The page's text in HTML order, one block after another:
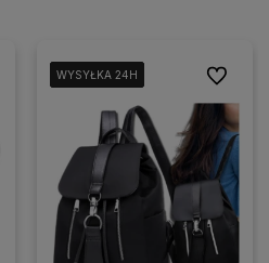
WYSYŁKA 24H
WYSYŁKA 24H
WYSYŁKA 24H
WYSYŁKA 24H
WYSYŁKA 24H Do